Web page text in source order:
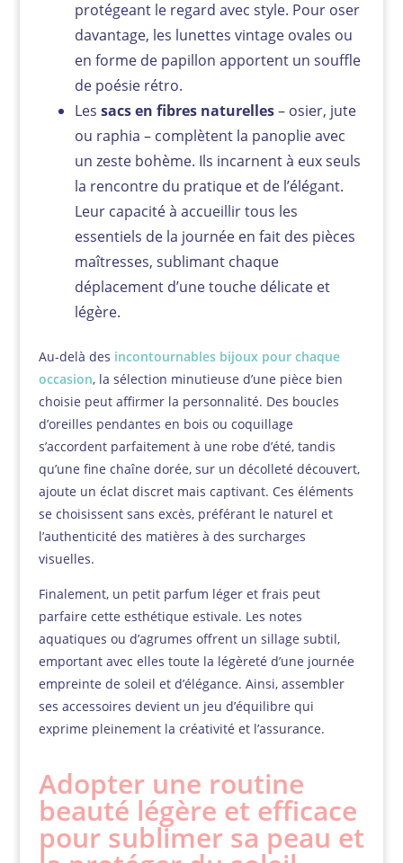
protégeant le regard avec style. Pour oser
davantage, les lunettes vintage ovales ou
en forme de papillon apportent un souffle
de poésie rétro.
Les sacs en fibres naturelles– osier, jute
ou raphia – complètent la panoplie avec
un zeste bohème. Ils incarnent à eux seuls
la rencontre du pratique et de l’élégant.
Leur capacité à accueillir tous les
essentiels de la journée en fait des pièces
maîtresses, sublimant chaque
déplacement d’une touche délicate et
légère.
Au-delà des incontournables bijoux pour chaque
occasion, la sélection minutieuse d’une pièce bien
choisie peut affirmer la personnalité. Des boucles
d’oreilles pendantes en bois ou coquillage
s’accordent parfaitement à une robe d’été, tandis
qu’une fine chaîne dorée, sur un décolleté découvert,
ajoute un éclat discret mais captivant. Ces éléments
se choisissent sans excès, préférant le naturel et
l’authenticité des matières à des surcharges
visuelles.
Finalement, un petit parfum léger et frais peut
parfaire cette esthétique estivale. Les notes
aquatiques ou d’agrumes offrent un sillage subtil,
emportant avec elles toute la légèreté d’une journée
empreinte de soleil et d’élégance. Ainsi, assembler
ses accessoires devient un jeu d’équilibre qui
exprime pleinement la créativité et l’assurance.
Adopter une routine
beauté légère et efficace
pour sublimer sa peau et